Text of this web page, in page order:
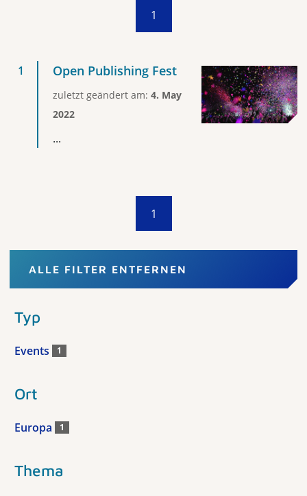
1
Open Publishing Fest
zuletzt geändert am: 4. May
2022
...
1
ALLE FILTER ENTFERNEN
Typ
Events 1
Ort
Europa 1
Thema